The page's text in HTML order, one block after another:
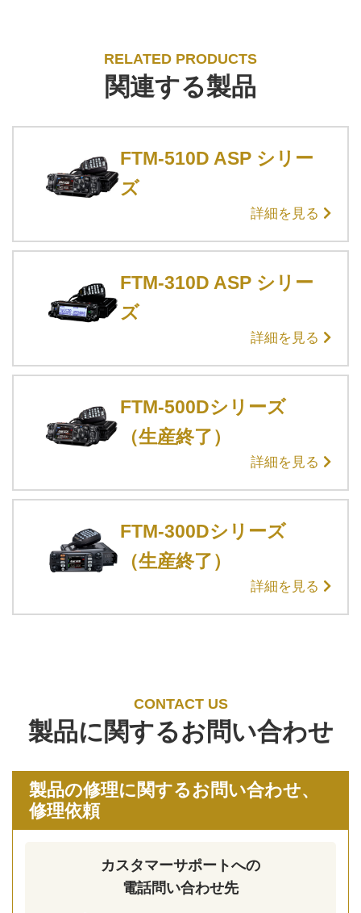
RELATED PRODUCTS
関連する製品
FTM-510D ASP シリー
ズ
詳細を見る
FTM-310D ASP シリー
ズ
詳細を見る
FTM-500Dシリーズ
（生産終了）
詳細を見る
FTM-300Dシリーズ
（生産終了）
詳細を見る
CONTACT US
製品に関するお問い合わせ
製品の修理に関するお問い合わせ、
修理依頼
カスタマーサポートへの
電話問い合わせ先